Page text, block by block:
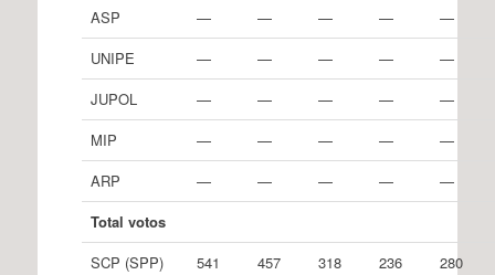
ASP
— — — —
—
UNIPE
— — — —
—
JUPOL
— — — —
—
MIP
— — — —
—
ARP
— — — —
—
Total votos
SCP (SPP)
541 457 318 236
280